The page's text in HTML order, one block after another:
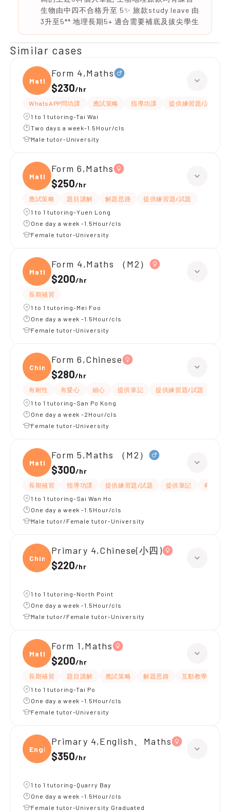
生物由中四不合格升至 5✨ 旅款study leave 由
3升至5** 地理長期5+ 適合需要補底及拔尖學生
Similar cases
Maths
Form 4,Maths
$230/hr
WhatsAPP問功課 應試策略 指導功課 提供練習題/試題
1 to 1 tutoring-Tai Wai
Two days a week-1.5Hour/cls
Male tutor-University
Maths
Form 6,Maths
$250/hr
應試策略 題目講解 解題思路
提供練習題/試題
1 to 1 tutoring-Yuen Long
One day a week -1.5Hour/cls
Female tutor-University
Maths
Form 4,Maths （M2）
$200/hr
長期補習
1 to 1 tutoring-Mei Foo
One day a week -1.5Hour/cls
Female tutor-University
Chine
Form 6,Chinese
$280/hr
有耐性 有愛心 細心 提供筆記 提供練習題/試題
1 to 1 tutoring-San Po Kong
One day a week -2Hour/cls
Female tutor-University
Maths
Form 5,Maths （M2）
$300/hr
長期補習 指導功課 提供練習題/試題 提供筆記
有耐性
1 to 1 tutoring-Sai Wan Ho
One day a week -1.5Hour/cls
Male tutor/Female tutor-University
Chine
Primary 4,Chinese(小四)
$220/hr
1 to 1 tutoring-North Point
One day a week -1.5Hour/cls
Male tutor/Female tutor-University
Maths
Form 1,Maths
$200/hr
長期補習 題目講解 應試策略 解題思路 互動教學
1 to 1 tutoring-Tai Po
One day a week -1.5Hour/cls
Female tutor-University
Engli
Primary 4,English、Maths
$350/hr
1 to 1 tutoring-Quarry Bay
One day a week -1.5Hour/cls
Female tutor-University Graduated